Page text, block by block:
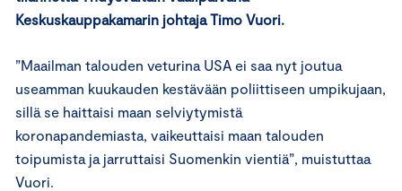
Keskuskauppakamarin johtaja Timo Vuori.
”Maailman talouden veturina USA ei saa nyt joutua
useamman kuukauden kestävään poliittiseen umpikujaan,
sillä se haittaisi maan selviytymistä
koronapandemiasta, vaikeuttaisi maan talouden
toipumista ja jarruttaisi Suomenkin vientiä”, muistuttaa
Vuori.